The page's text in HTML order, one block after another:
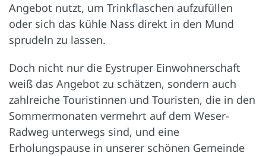
Angebot nutzt, um Trinkflaschen aufzufüllen
oder sich das kühle Nass direkt in den Mund
sprudeln zu lassen.
Doch nicht nur die Eystruper Einwohnerschaft
weiß das Angebot zu schätzen, sondern auch
zahlreiche Touristinnen und Touristen, die in den
Sommermonaten vermehrt auf dem Weser-
Radweg unterwegs sind, und eine
Erholungspause in unserer schönen Gemeinde